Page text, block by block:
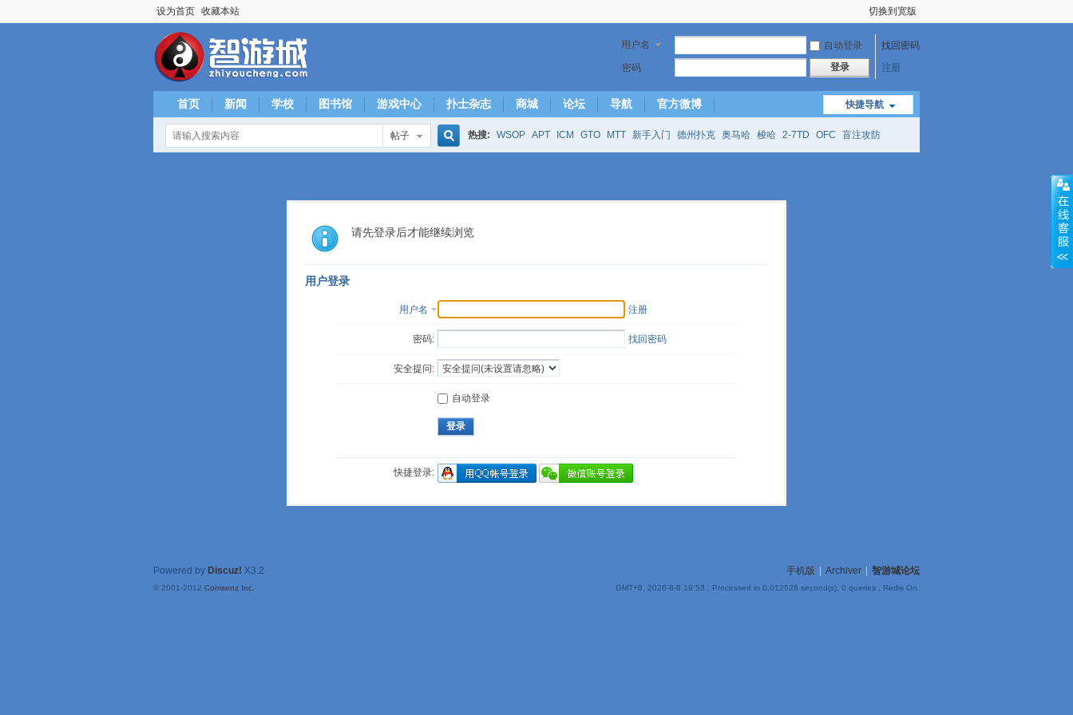
设为首页 收藏本站 切换到宽版
用户名 自动登录
找回密码
密码
登录 注册
快捷导航
首页 新闻 学校 图书馆 游戏中心 扑士杂志 商城 论坛 导航 官方微博
帖子
索
热搜: WSOP APT ICM GTO MTT 新手入门 德州扑克 奥马哈 梭哈 2-7TD OFC 盲注攻防
大发取钱 短筹码优势 澳门 永利
请先登录后才能继续浏览
用户登录
用户名 注册
密码: 找回密码
安全提问:
自动登录
登录
快捷登录:
手机版 Archiver 智游城论坛
GMT+8, 2026-8-6 19:53 , Processed in 0.012528 second(s), 0 queries , Redis On.
Powered by Discuz! X3.2
© 2001-2012 Comsenz Inc.